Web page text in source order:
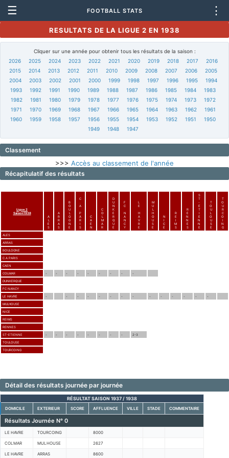
☰ FOOTBALL STATS ⋮
RESULTATS DE LA LIGUE 2 EN 1938
Cliquer sur une année pour obtenir tous les résultats de la saison :
2026
2025 2024 2023 2022 2021 2020 2019 2018 2017
2016
2015
2014 2013 2012 2011 2010 2009 2008 2007 2006
2005
2004
2003 2002 2001 2000 1999 1998 1997 1996 1995
1994
1993
1992 1991 1990 1989 1988 1987 1986 1985 1984
1983
1982
1981 1980 1979 1978 1977 1976 1975 1974 1973
1972
1971
1970 1969 1968 1967 1966 1965 1964 1963 1962
1961
1960
1959 1958 1957 1956 1955 1954 1953 1952 1951
1950
1949
1948 1947
Classement
>>> Accès au classement de l'année
Récapitulatif des résultats
Ligue 2
Saison1938
A
L
E
S
A
R
R
A
S
B
O
U
L
O
G
N
E
C
A
P
A
R
I
S
C
A
E
N
C
O
L
M
A
R
D
U
N
K
E
R
Q
U
E
F
C
N
A
N
C
Y
L
E
H
A
V
R
E
M
U
L
H
O
U
S
E
N
I
C
E
R
E
I
M
S
R
E
N
N
E
S
S
T
-
E
T
I
E
N
N
E
T
O
U
L
O
U
S
E
T
O
U
R
C
O
I
N
G
ALES
ARRAS
BOULOGNE
C.A PARIS
CAEN
COLMAR - - - - - - - - -
DUNKERQUE
FC NANCY
LE HAVRE - - - - - - - - - - - - - -
MULHOUSE
NICE
REIMS
RENNES
ST-ETIENNE - - - - - - - - 2-3
TOULOUSE
TOURCOING
Détail des résultats journée par journée
RÉSULTAT SAISON 1937 / 1938
DOMICILE EXTERIEUR SCORE AFFLUENCE VILLE STADE COMMENTAIRE
Résultats Journée N° 0
LE HAVRE TOURCOING 8000
COLMAR MULHOUSE 2627
LE HAVRE ARRAS 8600